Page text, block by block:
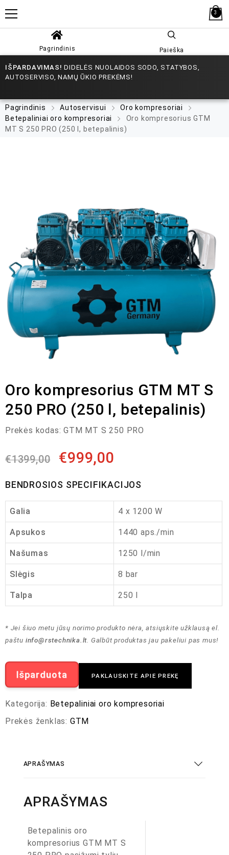
3
Pagrindinis Paieška
IŠPARDAVIMAS! DIDELĖS NUOLAIDOS SODO, STATYBOS,
AUTOSERVISO, NAMŲ ŪKIO PREKĖMS!
Pagrindinis Autoservisui
Oro kompresoriai
Betepaliniai oro kompresoriai
Oro kompresorius GTM
MT S 250 PRO (250 l, betepalinis)
Oro kompresorius GTM MT S
250 PRO (250 l, betepalinis)
Prekės kodas: GTM MT S 250 PRO
€1399,00 €999,00
BENDROSIOS SPECIFIKACIJOS
Galia 4 x 1200 W
Apsukos 1440 aps./min
Našumas 1250 l/min
Slėgis 8 bar
Talpa 250 l
* Jei šiuo metu jūsų norimo produkto nėra, atsiųskite užklausą el.
paštu info@rstechnika.lt. Galbūt produktas jau pakeliui pas mus!
Išparduota PAKLAUSKITE APIE PREKĘ
Kategorija: Betepaliniai oro kompresoriai
Prekės ženklas: GTM
APRAŠYMAS
APRAŠYMAS
Betepalinis oro
kompresorius GTM MT S